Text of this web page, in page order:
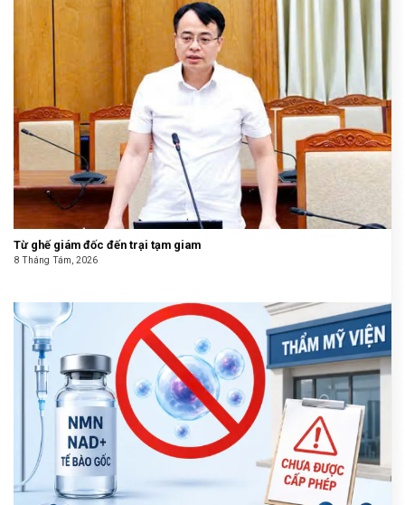
Từ ghế giám đốc đến trại tạm giam
8 Tháng Tám, 2026